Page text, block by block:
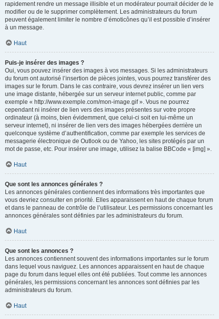
rapidement rendre un message illisible et un modérateur pourrait décider de le
modifier ou de le supprimer complètement. Les administrateurs du forum
peuvent également limiter le nombre d’émoticônes qu’il est possible d’insérer
à un message.
Haut
Puis-je insérer des images ?
Oui, vous pouvez insérer des images à vos messages. Si les administrateurs
du forum ont autorisé l’insertion de pièces jointes, vous pourrez transférer des
images sur le forum. Dans le cas contraire, vous devrez insérer un lien vers
une image distante, hébergée sur un serveur internet public, comme par
exemple « http://www.exemple.com/mon-image.gif ». Vous ne pourrez
cependant ni insérer de lien vers des images présentes sur votre propre
ordinateur (à moins, bien évidemment, que celui-ci soit en lui-même un
serveur internet), ni insérer de lien vers des images hébergées derrière un
quelconque système d’authentification, comme par exemple les services de
messagerie électronique de Outlook ou de Yahoo, les sites protégés par un
mot de passe, etc. Pour insérer une image, utilisez la balise BBCode « [img] ».
Haut
Que sont les annonces générales ?
Les annonces générales contiennent des informations très importantes que
vous devriez consulter en priorité. Elles apparaissent en haut de chaque forum
et dans le panneau de contrôle de l’utilisateur. Les permissions concernant les
annonces générales sont définies par les administrateurs du forum.
Haut
Que sont les annonces ?
Les annonces contiennent souvent des informations importantes sur le forum
dans lequel vous naviguez. Les annonces apparaissent en haut de chaque
page du forum dans lequel elles ont été publiées. Tout comme les annonces
générales, les permissions concernant les annonces sont définies par les
administrateurs du forum.
Haut